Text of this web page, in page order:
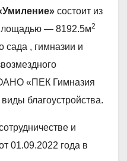
состоит из
— 8192.5м2
сада , гимназии и
«ПЕК Гимназия
благоустройства.
и
01.09.2022 года в